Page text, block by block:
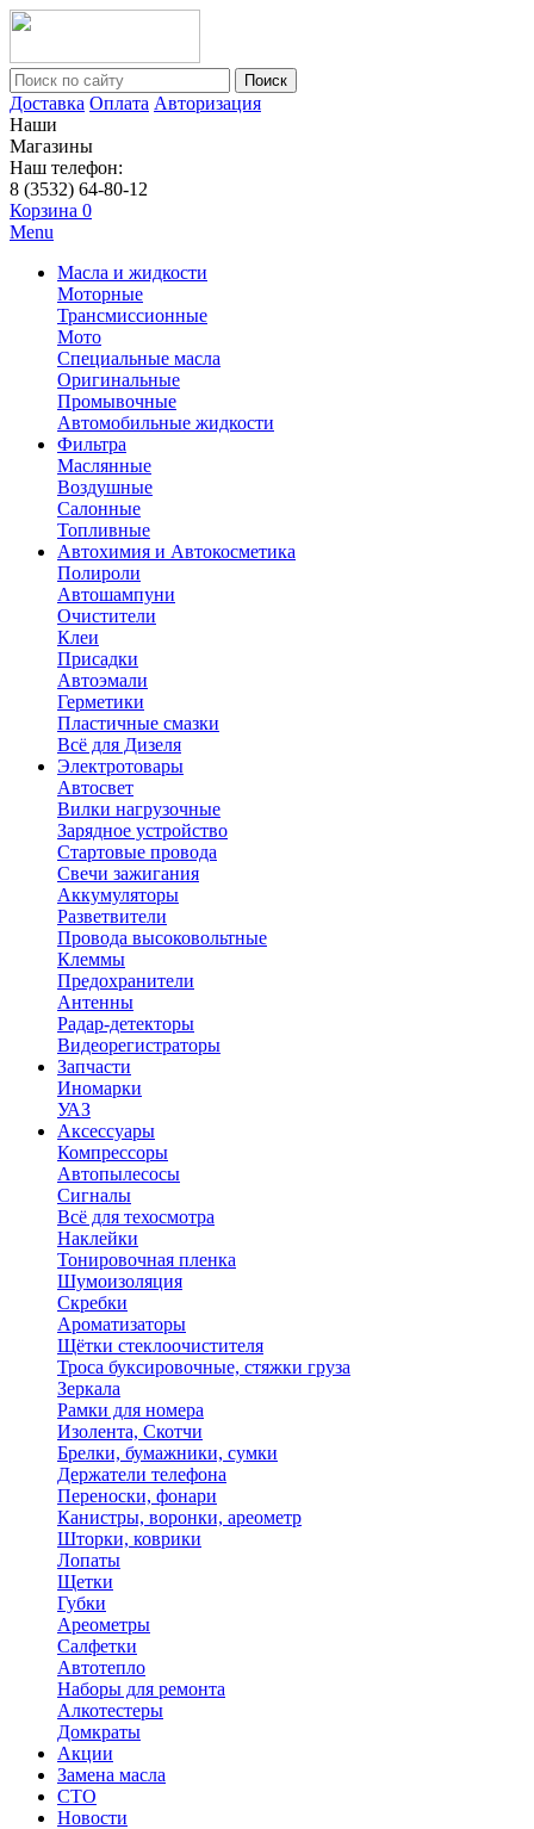
Поиск
Доставка Оплата Авторизация
Наши
Магазины
Наш телефон:
8 (3532) 64-80-12
Корзина 0
Menu
Масла и жидкости
Моторные
Трансмиссионные
Мото
Специальные масла
Оригинальные
Промывочные
Автомобильные жидкости
Фильтра
Маслянные
Воздушные
Салонные
Топливные
Автохимия и Автокосметика
Полироли
Автошампуни
Очистители
Клеи
Присадки
Автоэмали
Герметики
Пластичные смазки
Всё для Дизеля
Электротовары
Автосвет
Вилки нагрузочные
Зарядное устройство
Стартовые провода
Свечи зажигания
Аккумуляторы
Разветвители
Провода высоковольтные
Клеммы
Предохранители
Антенны
Радар-детекторы
Видеорегистраторы
Запчасти
Иномарки
УАЗ
Аксесcуары
Компрессоры
Автопылесосы
Сигналы
Всё для техосмотра
Наклейки
Тонировочная пленка
Шумоизоляция
Скребки
Ароматизаторы
Щётки стеклоочистителя
Троса буксировочные, стяжки груза
Зеркала
Рамки для номера
Изолента, Скотчи
Брелки, бумажники, сумки
Держатели телефона
Переноски, фонари
Канистры, воронки, ареометр
Шторки, коврики
Лопаты
Щетки
Губки
Ареометры
Салфетки
Автотепло
Наборы для ремонта
Алкотестеры
Домкраты
Акции
Замена масла
СТО
Новости